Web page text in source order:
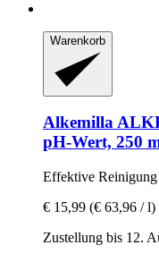
Warenkorb
Alkemilla
pH-​Wert, 250
Effektive
€ 15,99 (€ 63,96 / l)
Zustellung bis 12.